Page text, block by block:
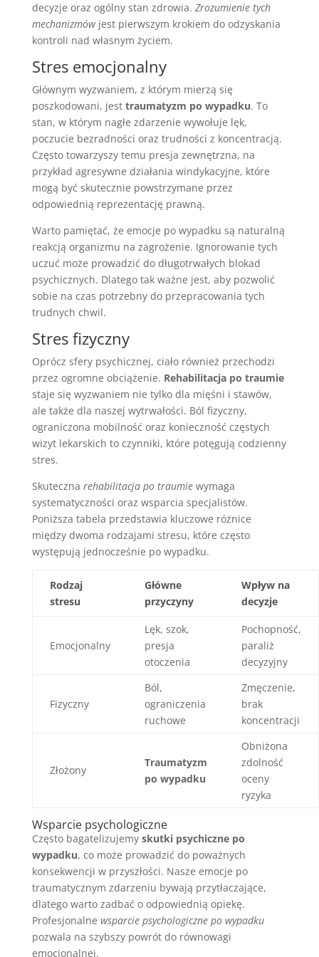
decyzje oraz ogólny stan zdrowia. Zrozumienie tych
mechanizmówjest pierwszym krokiem do odzyskania
kontroli nad własnym życiem.
Stres emocjonalny
Głównym wyzwaniem, z którym mierzą się
poszkodowani, jest traumatyzm po wypadku. To
stan, w którym nagłe zdarzenie wywołuje lęk,
poczucie bezradności oraz trudności z koncentracją.
Często towarzyszy temu presja zewnętrzna, na
przykład agresywne działania windykacyjne, które
mogą być skutecznie powstrzymane przez
odpowiednią reprezentację prawną.
Warto pamiętać, że emocje po wypadku są naturalną
reakcją organizmu na zagrożenie. Ignorowanie tych
uczuć może prowadzić do długotrwałych blokad
psychicznych. Dlatego tak ważne jest, aby pozwolić
sobie na czas potrzebny do przepracowania tych
trudnych chwil.
Stres fizyczny
Oprócz sfery psychicznej, ciało również przechodzi
przez ogromne obciążenie. Rehabilitacja po traumie
staje się wyzwaniem nie tylko dla mięśni i stawów,
ale także dla naszej wytrwałości. Ból fizyczny,
ograniczona mobilność oraz konieczność częstych
wizyt lekarskich to czynniki, które potęgują codzienny
stres.
Skuteczna rehabilitacja po traumiewymaga
systematyczności oraz wsparcia specjalistów.
Poniższa tabela przedstawia kluczowe różnice
między dwoma rodzajami stresu, które często
występują jednocześnie po wypadku.
Rodzaj
stresu
Główne
przyczyny
Wpływ na
decyzje
Emocjonalny
Lęk, szok,
presja
otoczenia
Pochopność,
paraliż
decyzyjny
Fizyczny
Ból,
ograniczenia
ruchowe
Zmęczenie,
brak
koncentracji
Złożony
Traumatyzm
po wypadku
Obniżona
zdolność
oceny
ryzyka
Wsparcie psychologiczne
Często bagatelizujemy skutki psychiczne po
wypadku, co może prowadzić do poważnych
konsekwencji w przyszłości. Nasze emocje po
traumatycznym zdarzeniu bywają przytłaczające,
dlatego warto zadbać o odpowiednią opiekę.
Profesjonalne wsparcie psychologiczne po wypadku
pozwala na szybszy powrót do równowagi
emocjonalnej.